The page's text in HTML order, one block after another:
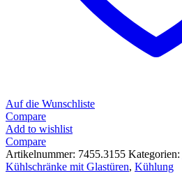
Auf die Wunschliste
Compare
Add to wishlist
Compare
Artikelnummer: 7455.3155 Kategorien:
Kühlschränke mit Glastüren, Kühlung